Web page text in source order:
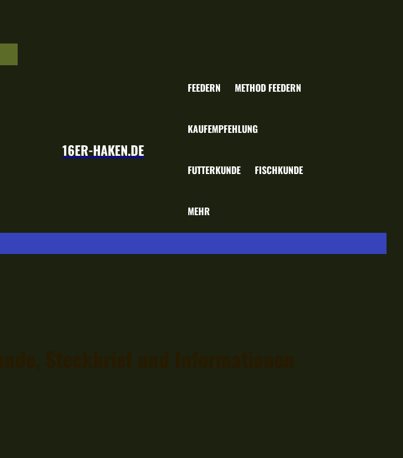
16ER-HAKEN.DE
FEEDERN METHOD FEEDERN
KAUFEMPFEHLUNG
FUTTERKUNDE FISCHKUNDE
MEHR